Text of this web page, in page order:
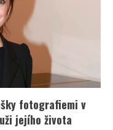
fotografiemi v
jejího života